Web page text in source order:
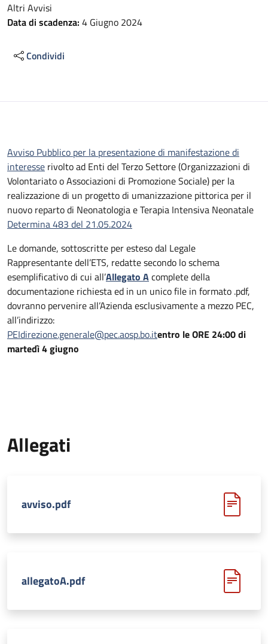
Altri Avvisi
Data di scadenza: 4 Giugno 2024
Condividi
Avviso Pubblico per la presentazione di manifestazione di
interesse rivolto ad Enti del Terzo Settore (Organizzazioni di
Volontariato o Associazioni di Promozione Sociale) per la
realizzazione di un progetto di umanizzazione pittorica per il
nuovo reparto di Neonatologia e Terapia Intensiva Neonatale
Determina 483 del 21.05.2024
Le domande, sottoscritte per esteso dal Legale
Rappresentante dell’ETS, redatte secondo lo schema
esemplificativo di cui all’Allegato Acomplete della
documentazione richiesta ed in un unico file in formato .pdf,
dovranno pervenire all’Azienda esclusivamente a mezzo PEC,
all’indirizzo:
PEIdirezione.generale@pec.aosp.bo.itentro le ORE 24:00 di
martedì 4 giugno
Allegati
avviso.pdf
allegatoA.pdf